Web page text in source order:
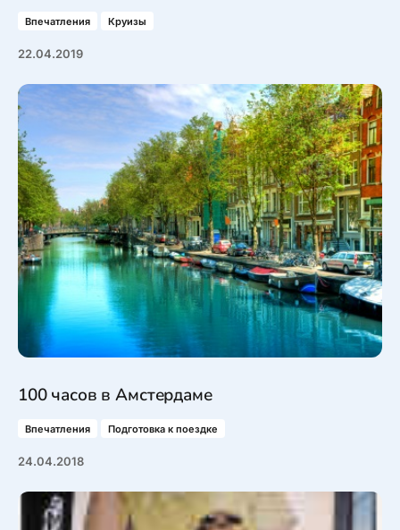
Впечатления Круизы
22.04.2019
100 часов в Амстердаме
Впечатления Подготовка к поездке
24.04.2018